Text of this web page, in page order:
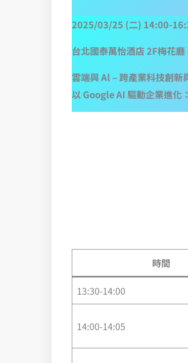
2025/03/25 (二) 14:00-
台北國泰萬怡酒店 2F梅花
雲端與 Al – 跨產業科技創新
以 Google AI 驅動企業進
時間
13:30-14:00
14:00-14:05